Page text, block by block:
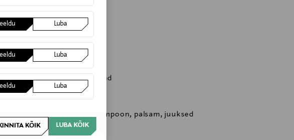
Luba
Luba
Luba
KÕIK LUBA KÕIK
Oy
21, 40320 Jyväskylä, Finland
juuksehoolduskomplekt, šampoon, palsam, juuksed